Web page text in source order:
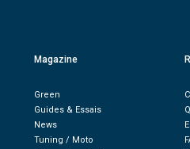
Magazine
Green
Guides & Essais
News
Tuning / Moto